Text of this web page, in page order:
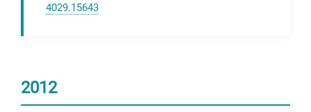
4029.15643
2012